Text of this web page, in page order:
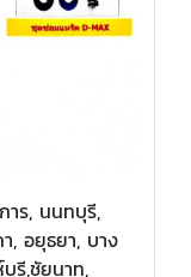
าร, นนทบุรี,
, อยุธยา, บาง
รี,ชัยนาท,